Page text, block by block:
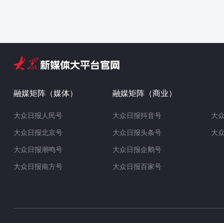
融媒矩阵（媒体）
大众日报人民号
大众日报北京号
大众日报潮鸣号
大众日报南方号
融媒矩阵（商业）
大众日报抖音号
大众日报头条号
大众日报企鹅号
大众日报百家号
大
大